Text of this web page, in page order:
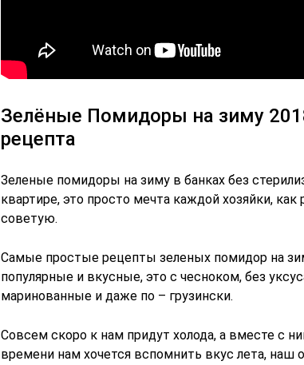
Зелёные Помидоры на зиму
рецепта
Зеленые помидоры на зиму в банках без
квартире, это просто мечта каждой хозяйки,
советую.
Самые простые рецепты зеленых помидор на
популярные и вкусные, это с чесноком, без
маринованные и даже по – грузински.
Совсем скоро к нам придут холода, а вместе с
времени нам хочется вспомнить вкус лета, наш